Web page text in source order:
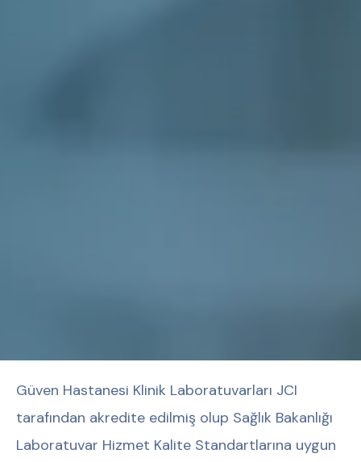
Güven Hastanesi Klinik Laboratuvarları JCI
tarafından akredite edilmiş olup Sağlık Bakanlığı
Laboratuvar Hizmet Kalite Standartlarına uygun